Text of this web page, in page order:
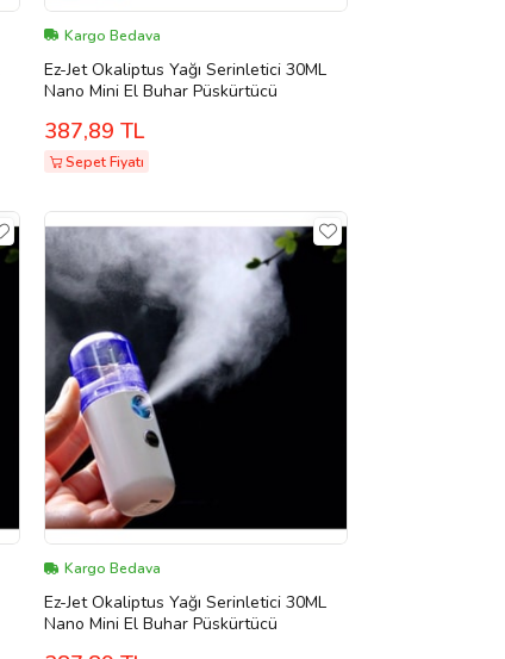
Kargo Bedava
Ez-Jet Okaliptus Yağı Serinletici 30ML
Nano Mini El Buhar Püskürtücü
387,89 TL
Sepet Fiyatı
Kargo Bedava
Ez-Jet Okaliptus Yağı Serinletici 30ML
Nano Mini El Buhar Püskürtücü